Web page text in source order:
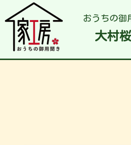
おうちの御
大村